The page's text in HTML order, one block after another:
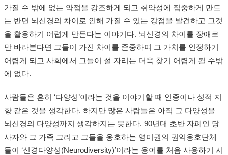
가질 수 밖에 없는 약점을 강조하게 되고 취약성에 집중하게 만드
는 반면 뇌신경의 차이로 인해 가질 수 있는 강점을 발견하고 그것
을 활용하기 어렵게 만든다는 이야기다. 뇌신경의 차이를 장애로
만 바라본다면 그들이 가진 차이를 존중하며 그 가치를 인정하기
어렵게 되고 사회에서 그들이 설 자리는 더욱 찾기 어렵게 될 수밖
에 없다.
사람들은 흔히 ‘다양성’이라는 것을 이야기할 때 인종이나 성적 지
향 같은 것을 생각한다. 하지만 많은 사람들은 아직 그 다양성을
뇌신경의 다양성까지 생각하지는 못한다. 90년대 초반 자폐인 당
사자와 그 가족 그리고 그들을 옹호하는 영미권의 권익옹호단체
들이 ‘신경다양성(Neurodiversity)’이라는 용어를 처음 사용하기 시